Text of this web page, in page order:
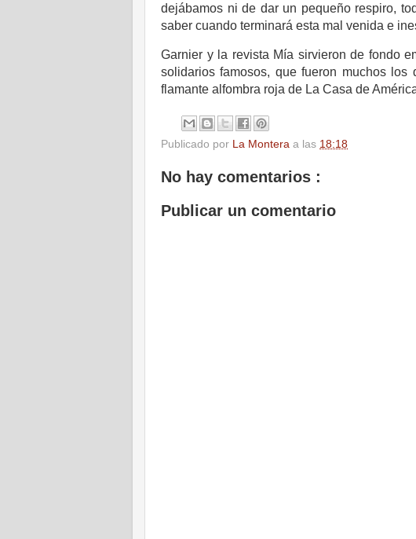
dejábamos ni de dar un pequeño respiro,
saber cuando terminará esta mal venida e
Garnier y la revista Mía sirvieron de fondo
solidarios famosos, que fueron muchos
flamante alfombra roja de La Casa de
Publicado por La Montera a las 18:18
No hay comentarios :
Publicar un comentario